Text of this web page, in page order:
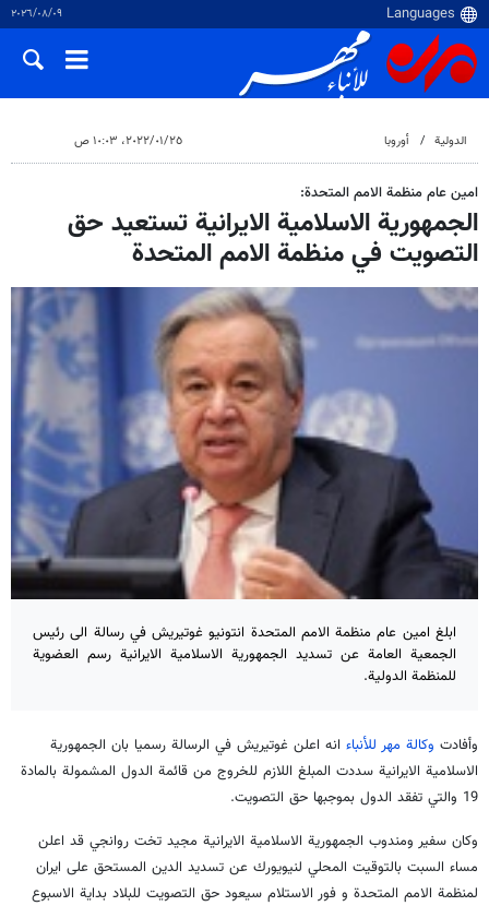
٠٩‏/٠٨‏/٢٠٢٦
الدولية أوروبا ٢٥‏/٠١‏/٢٠٢٢، ١٠:٠٣ ص
امين عام منظمة الامم المتحدة:
الجمهورية الاسلامية الايرانية تستعيد حق
التصويت في منظمة الامم المتحدة
ابلغ امين عام منظمة الامم المتحدة انتونيو غوتيريش في رسالة الى رئيس
الجمعية العامة عن تسديد الجمهورية الاسلامية الايرانية رسم العضوية
للمنظمة الدولية.
وأفادت وكالة مهر للأنباء انه اعلن غوتيريش في الرسالة رسميا بان الجمهورية
الاسلامية الايرانية سددت المبلغ اللازم للخروج من قائمة الدول المشمولة بالمادة
19 والتي تفقد الدول بموجبها حق التصويت.
وكان سفير ومندوب الجمهورية الاسلامية الايرانية مجيد تخت روانجي قد اعلن
مساء السبت بالتوقيت المحلي لنيويورك عن تسديد الدين المستحق على ايران
لمنظمة الامم المتحدة و فور الاستلام سيعود حق التصويت للبلاد بداية الاسبوع